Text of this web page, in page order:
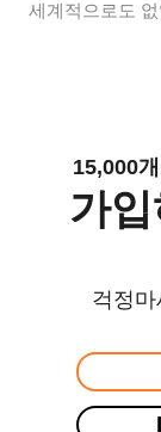
세계적으로도
15,000
가
걱정